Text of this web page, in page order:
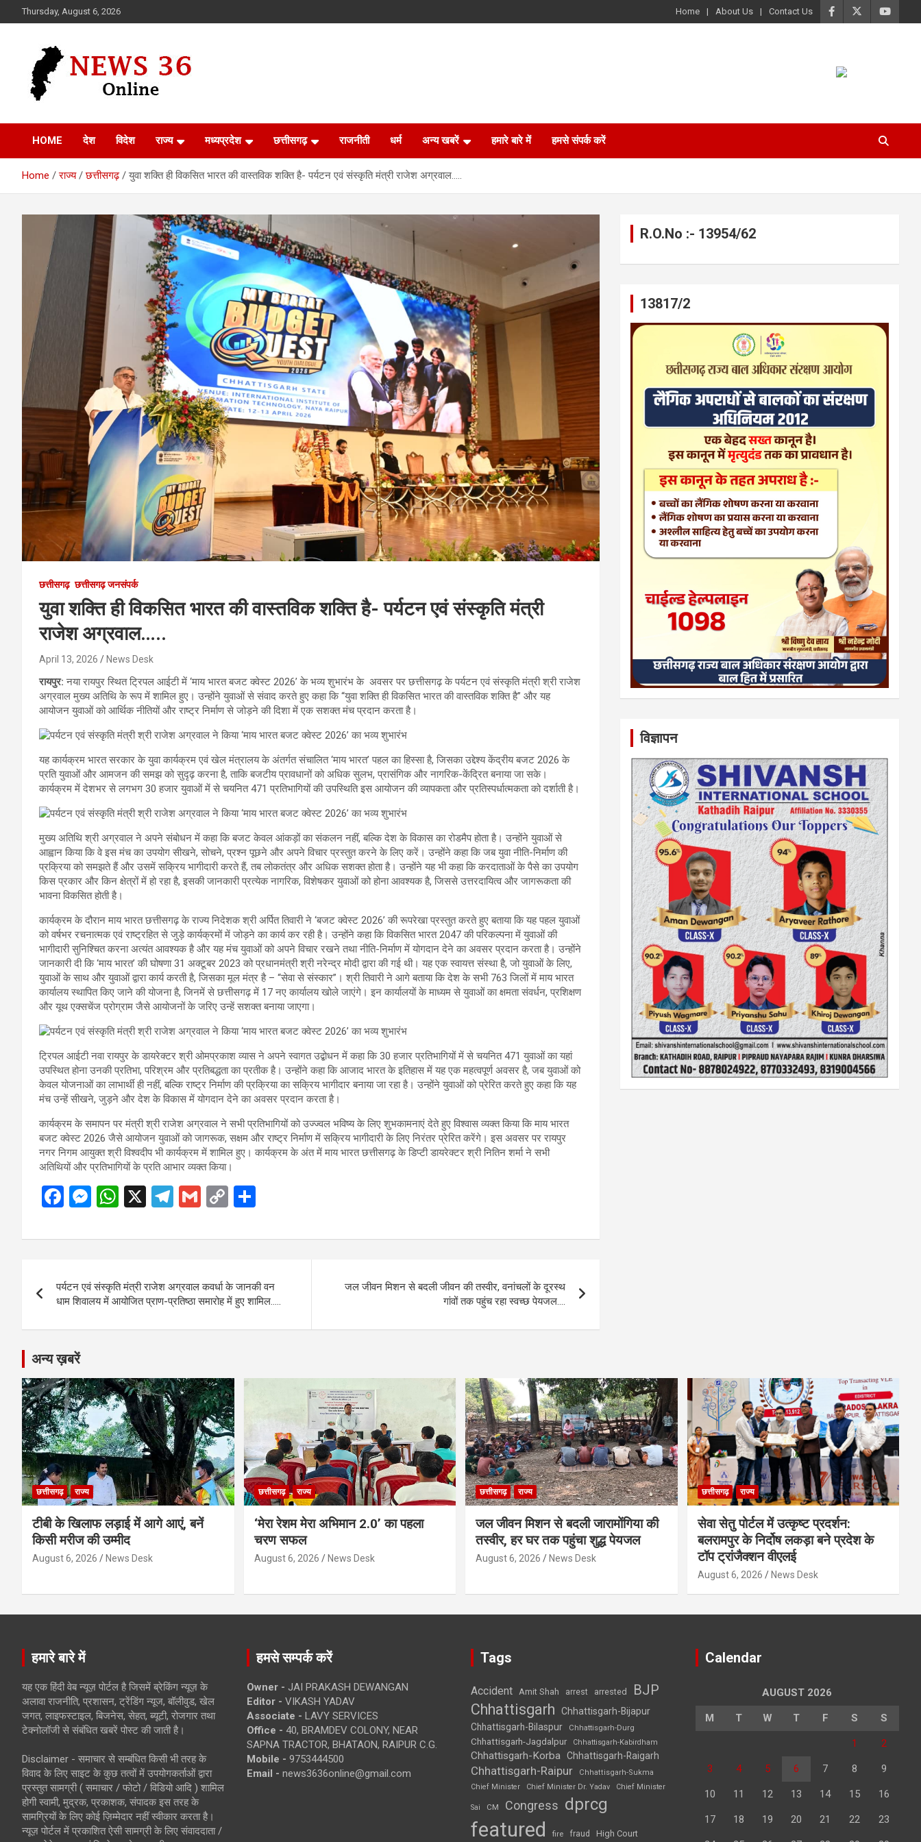
to
Thursday, August 6, 2026 Home About Us Contact Us
News 36
HOME देश विदेश राज्य मध्यप्रदेश छत्तीसगढ़ राजनीती धर्म अन्य खबरें हमारे बारे में हमसे संपर्क करें
Home राज्य छत्तीसगढ़ युवा शक्ति ही विकसित भारत की वास्तविक शक्ति है- पर्यटन एवं संस्कृति मंत्री राजेश अग्रवाल…..
छत्तीसगढ़ छत्तीसगढ़ जनसंपर्क
युवा शक्ति ही विकसित भारत की वास्तविक शक्ति है- पर्यटन एवं संस्कृति मंत्री
राजेश अग्रवाल…..
April 13, 2026 News Desk
रायपुर:नया रायपुर स्थित ट्रिपल आईटी में ‘माय भारत बजट क्वेस्ट 2026’ के भव्य शुभारंभ के अवसर पर छत्तीसगढ़ के पर्यटन एवं संस्कृति मंत्री श्री राजेश
अग्रवाल मुख्य अतिथि के रूप में शामिल हुए। उन्होंने युवाओं से संवाद करते हुए कहा कि “युवा शक्ति ही विकसित भारत की वास्तविक शक्ति है” और यह
आयोजन युवाओं को आर्थिक नीतियों और राष्ट्र निर्माण से जोड़ने की दिशा में एक सशक्त मंच प्रदान करता है।
यह कार्यक्रम भारत सरकार के युवा कार्यक्रम एवं खेल मंत्रालय के अंतर्गत संचालित ‘माय भारत’ पहल का हिस्सा है, जिसका उद्देश्य केंद्रीय बजट 2026 के
प्रति युवाओं और आमजन की समझ को सुदृढ़ करना है, ताकि बजटीय प्रावधानों को अधिक सुलभ, प्रासंगिक और नागरिक-केंद्रित बनाया जा सके।
कार्यक्रम में देशभर से लगभग 30 हजार युवाओं में से चयनित 471 प्रतिभागियों की उपस्थिति इस आयोजन की व्यापकता और प्रतिस्पर्धात्मकता को दर्शाती है।
मुख्य अतिथि श्री अग्रवाल ने अपने संबोधन में कहा कि बजट केवल आंकड़ों का संकलन नहीं, बल्कि देश के विकास का रोडमैप होता है। उन्होंने युवाओं से
आह्वान किया कि वे इस मंच का उपयोग सीखने, सोचने, प्रश्न पूछने और अपने विचार प्रस्तुत करने के लिए करें। उन्होंने कहा कि जब युवा नीति-निर्माण की
प्रक्रिया को समझते हैं और उसमें सक्रिय भागीदारी करते हैं, तब लोकतंत्र और अधिक सशक्त होता है। उन्होंने यह भी कहा कि करदाताओं के पैसे का उपयोग
किस प्रकार और किन क्षेत्रों में हो रहा है, इसकी जानकारी प्रत्येक नागरिक, विशेषकर युवाओं को होना आवश्यक है, जिससे उत्तरदायित्व और जागरूकता की
भावना विकसित होती है।
कार्यक्रम के दौरान माय भारत छत्तीसगढ़ के राज्य निदेशक श्री अर्पित तिवारी ने ‘बजट क्वेस्ट 2026’ की रूपरेखा प्रस्तुत करते हुए बताया कि यह पहल युवाओं
को वर्षभर रचनात्मक एवं राष्ट्रहित से जुड़े कार्यक्रमों में जोड़ने का कार्य कर रही है। उन्होंने कहा कि विकसित भारत 2047 की परिकल्पना में युवाओं की
भागीदारी सुनिश्चित करना अत्यंत आवश्यक है और यह मंच युवाओं को अपने विचार रखने तथा नीति-निर्माण में योगदान देने का अवसर प्रदान करता है। उन्होंने
जानकारी दी कि ‘माय भारत’ की घोषणा 31 अक्टूबर 2023 को प्रधानमंत्री श्री नरेन्द्र मोदी द्वारा की गई थी। यह एक स्वायत्त संस्था है, जो युवाओं के लिए,
युवाओं के साथ और युवाओं द्वारा कार्य करती है, जिसका मूल मंत्र है – “सेवा से संस्कार”। श्री तिवारी ने आगे बताया कि देश के सभी 763 जिलों में माय भारत
कार्यालय स्थापित किए जाने की योजना है, जिनमें से छत्तीसगढ़ में 17 नए कार्यालय खोले जाएंगे। इन कार्यालयों के माध्यम से युवाओं का क्षमता संवर्धन, प्रशिक्षण
और यूथ एक्सचेंज प्रोग्राम जैसे आयोजनों के जरिए उन्हें सशक्त बनाया जाएगा।
ट्रिपल आईटी नवा रायपुर के डायरेक्टर श्री ओमप्रकाश व्यास ने अपने स्वागत उद्बोधन में कहा कि 30 हजार प्रतिभागियों में से चयनित 471 युवाओं का यहां
उपस्थित होना उनकी प्रतिभा, परिश्रम और प्रतिबद्धता का प्रतीक है। उन्होंने कहा कि आजाद भारत के इतिहास में यह एक महत्वपूर्ण अवसर है, जब युवाओं को
केवल योजनाओं का लाभार्थी ही नहीं, बल्कि राष्ट्र निर्माण की प्रक्रिया का सक्रिय भागीदार बनाया जा रहा है। उन्होंने युवाओं को प्रेरित करते हुए कहा कि यह
मंच उन्हें सीखने, जुड़ने और देश के विकास में योगदान देने का अवसर प्रदान करता है।
कार्यक्रम के समापन पर मंत्री श्री राजेश अग्रवाल ने सभी प्रतिभागियों को उज्ज्वल भविष्य के लिए शुभकामनाएं देते हुए विश्वास व्यक्त किया कि माय भारत
बजट क्वेस्ट 2026 जैसे आयोजन युवाओं को जागरूक, सक्षम और राष्ट्र निर्माण में सक्रिय भागीदारी के लिए निरंतर प्रेरित करेंगे। इस अवसर पर रायपुर
नगर निगम आयुक्त श्री विश्वदीप भी कार्यक्रम में शामिल हुए। कार्यक्रम के अंत में माय भारत छत्तीसगढ़ के डिप्टी डायरेक्टर श्री नितिन शर्मा ने सभी
अतिथियों और प्रतिभागियों के प्रति आभार व्यक्त किया।
F
ce
o
o
k
M
se
g
er
W
at
A
p
p
X
T
e
a
m
G
ail
C
py
n
k
ar
navigation
पर्यटन एवं संस्कृति मंत्री राजेश अग्रवाल कवर्धा के जानकी वन
धाम शिवालय में आयोजित प्राण-प्रतिष्ठा समारोह में हुए शामिल…..
जल जीवन मिशन से बदली जीवन की तस्वीर, वनांचलों के दूरस्थ
गांवों तक पहुंच रहा स्वच्छ पेयजल….
R.O.No :- 13954/62
13817/2
विज्ञापन
अन्य ख़बरें
छत्तीसगढ़ राज्य
टीबी के खिलाफ लड़ाई में आगे आएं, बनें
किसी मरीज की उम्मीद
August 6, 2026 News Desk
छत्तीसगढ़ राज्य
‘मेरा रेशम मेरा अभिमान 2.0’ का पहला
चरण सफल
August 6, 2026 News Desk
छत्तीसगढ़ राज्य
जल जीवन मिशन से बदली जारामोंगिया की
तस्वीर, हर घर तक पहुंचा शुद्ध पेयजल
August 6, 2026 News Desk
छत्तीसगढ़ राज्य
सेवा सेतु पोर्टल में उत्कृष्ट प्रदर्शन:
बलरामपुर के निर्दोष लकड़ा बने प्रदेश के
टॉप ट्रांजैक्शन वीएलई
August 6, 2026 News Desk
हमारे बारे में
यह एक हिंदी वेब न्यूज़ पोर्टल है जिसमें ब्रेकिंग न्यूज़ के
अलावा राजनीति, प्रशासन, ट्रेंडिंग न्यूज, बॉलीवुड, खेल
जगत, लाइफस्टाइल, बिजनेस, सेहत, ब्यूटी, रोजगार तथा
टेक्नोलॉजी से संबंधित खबरें पोस्ट की जाती है।
Disclaimer - समाचार से सम्बंधित किसी भी तरह के
विवाद के लिए साइट के कुछ तत्वों में उपयोगकर्ताओं द्वारा
प्रस्तुत सामग्री ( समाचार / फोटो / विडियो आदि ) शामिल
होगी स्वामी, मुद्रक, प्रकाशक, संपादक इस तरह के
सामग्रियों के लिए कोई ज़िम्मेदार नहीं स्वीकार करता है।
न्यूज़ पोर्टल में प्रकाशित ऐसी सामग्री के लिए संवाददाता /
हमसे सम्पर्क करें
Owner - JAI PRAKASH DEWANGAN
Editor - VIKASH YADAV
Associate - LAVY SERVICES
Office - 40, BRAMDEV COLONY, NEAR
SAPNA TRACTOR, BHATAON, RAIPUR C.G.
Mobile - 9753444500
Email - news3636online@gmail.com
Tags
Accident Amit Shah arrest arrested BJP
Chhattisgarh
Chhattisgarh-Bijapur
Chhattisgarh-Bilaspur
Chhattisgarh-Durg
Chhattisgarh-Jagdalpur Chhattisgarh-Kabirdham
Chhattisgarh-Korba Chhattisgarh-Raigarh
Chhattisgarh-Raipur
Chhattisgarh-Sukma
Chief Minister
Chief Minister Dr. Yadav Chief Minister
Sai CM Congress dprcg
featured fire fraud High Court
Calendar
AUGUST 2026
M T W T F S S
1 2
3 4 5 6 7 8 9
10 11 12 13 14 15 16
17 18 19 20 21 22 23